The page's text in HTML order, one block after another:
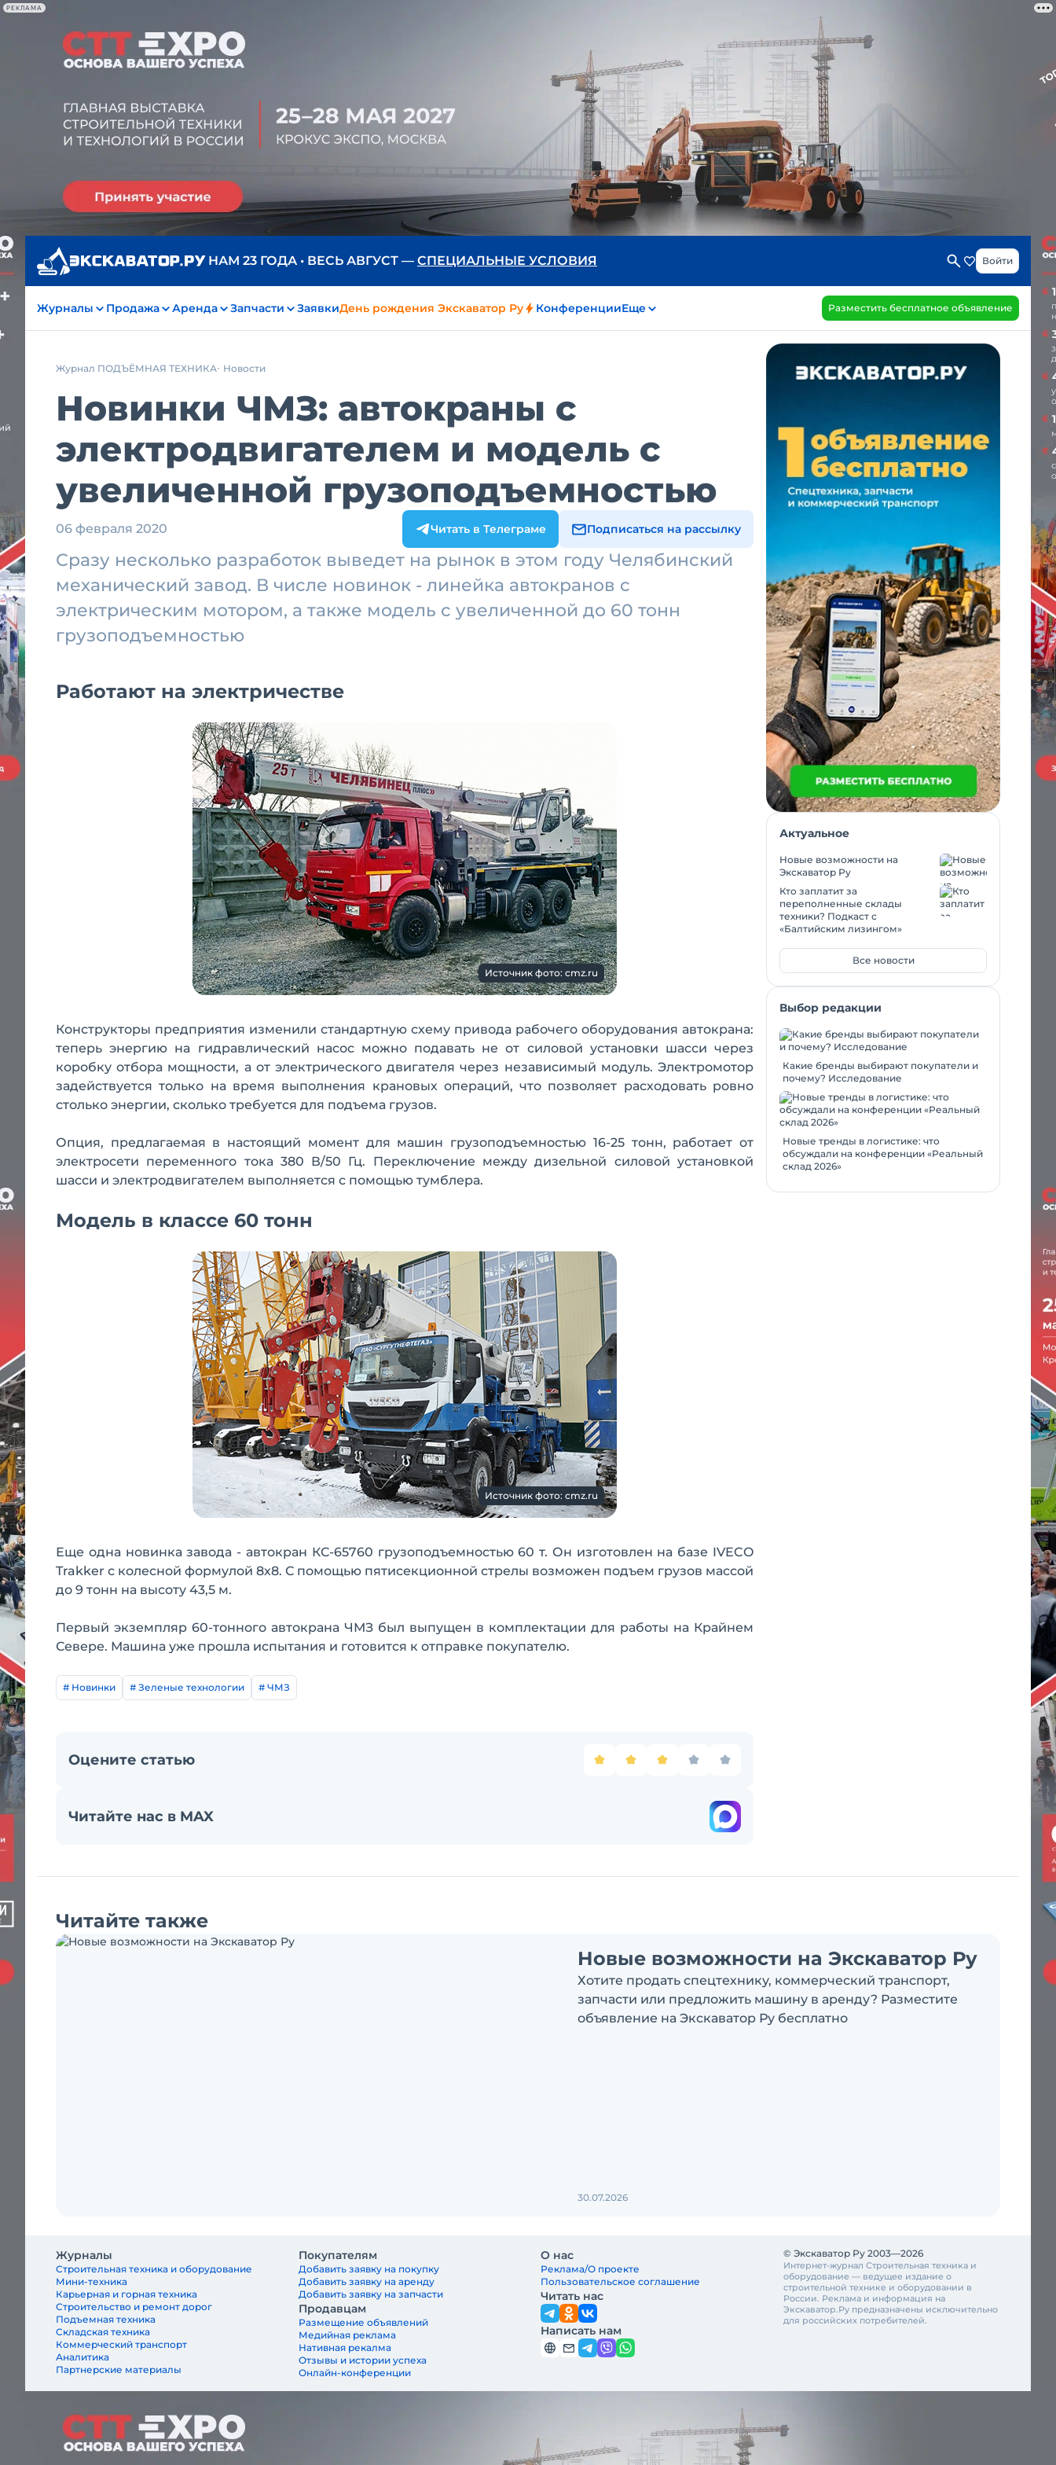
РЕКЛАМА
НАМ 23 ГОДА • ВЕСЬ АВГУСТ — СПЕЦИАЛЬНЫЕ УСЛОВИЯ Войти
Журналы Продажа Аренда Запчасти ЗаявкиДень рождения Экскаватор Ру КонференцииЕще Разместить бесплатное объявление
Журнал ПОДЪЁМНАЯ ТЕХНИКА Новости
Новинки ЧМЗ: автокраны с
электродвигателем и модель с
увеличенной грузоподъемностью
06 февраля 2020 Читать в Телеграме Подписаться на рассылку
Сразу несколько разработок выведет на рынок в этом году Челябинский
механический завод. В числе новинок - линейка автокранов с
электрическим мотором, а также модель с увеличенной до 60 тонн
грузоподъемностью
Работают на электричестве
Источник фото: cmz.ru
Конструкторы предприятия изменили стандартную схему привода рабочего оборудования автокрана:
теперь энергию на гидравлический насос можно подавать не от силовой установки шасси через
коробку отбора мощности, а от электрического двигателя через независимый модуль. Электромотор
задействуется только на время выполнения крановых операций, что позволяет расходовать ровно
столько энергии, сколько требуется для подъема грузов.
Опция, предлагаемая в настоящий момент для машин грузоподъемностью 16-25 тонн, работает от
электросети переменного тока 380 В/50 Гц. Переключение между дизельной силовой установкой
шасси и электродвигателем выполняется с помощью тумблера.
Модель в классе 60 тонн
Источник фото: cmz.ru
Еще одна новинка завода - автокран КС-65760 грузоподъемностью 60 т. Он изготовлен на базе IVECO
Trakker с колесной формулой 8х8. С помощью пятисекционной стрелы возможен подъем грузов массой
до 9 тонн на высоту 43,5 м.
Первый экземпляр 60-тонного автокрана ЧМЗ был выпущен в комплектации для работы на Крайнем
Севере. Машина уже прошла испытания и готовится к отправке покупателю.
# Новинки # Зеленые технологии # ЧМЗ
Оцените статью
Читайте нас в MAX
Актуальное
Новые возможности на
Экскаватор Ру
Кто заплатит за
переполненные склады
техники? Подкаст с
«Балтийским лизингом»
Все новости
Выбор редакции
Какие бренды выбирают покупатели и
почему? Исследование
Новые тренды в логистике: что
обсуждали на конференции «Реальный
склад 2026»
Читайте также
Новые возможности на Экскаватор Ру
Хотите продать спецтехнику, коммерческий транспорт,
запчасти или предложить машину в аренду? Разместите
объявление на Экскаватор Ру бесплатно
30.07.2026
Журналы
Строительная техника и оборудование
Мини-техника
Карьерная и горная техника
Строительство и ремонт дорог
Подъемная техника
Складская техника
Коммерческий транспорт
Аналитика
Партнерские материалы
Покупателям
Добавить заявку на покупку
Добавить заявку на аренду
Добавить заявку на запчасти
Продавцам
Размещение объявлений
Медийная реклама
Нативная рекалма
Отзывы и истории успеха
Онлайн-конференции
О нас
Реклама/О проекте
Пользовательское соглашение
Читать нас
Написать нам
© Экскаватор Ру 2003—2026
Интернет-журнал Строительная техника и
оборудование — ведущее издание о
строительной технике и оборудовании в
России. Реклама и информация на
Экскаватор.Ру предназначены исключительно
для российских потребителей.